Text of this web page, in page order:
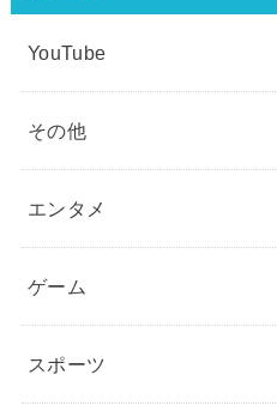
YouTube
その他
エンタメ
ゲーム
スポーツ